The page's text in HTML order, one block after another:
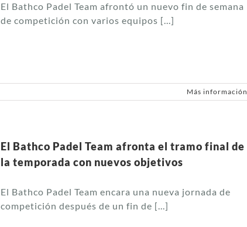
El Bathco Padel Team afrontó un nuevo fin de semana
de competición con varios equipos [...]
Más información
El Bathco Padel Team afronta el tramo final de
la temporada con nuevos objetivos
El Bathco Padel Team encara una nueva jornada de
competición después de un fin de [...]